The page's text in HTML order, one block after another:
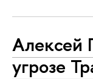
Алексей
угрозе